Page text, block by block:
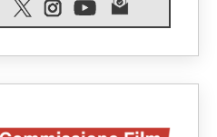
Tagle: la guerra sfigura il
mondo, solo la rivelazione di
07.08.2026